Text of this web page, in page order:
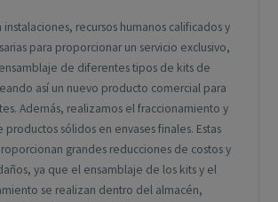
instalaciones, recursos humanos calificados y
para proporcionar un servicio exclusivo,
de diferentes tipos de kits de
así un nuevo producto comercial para
Además, realizamos el fraccionamiento y
productos sólidos en envases finales. Estas
grandes reducciones de costos y
ya que el ensamblaje de los kits y el
se realizan dentro del almacén,